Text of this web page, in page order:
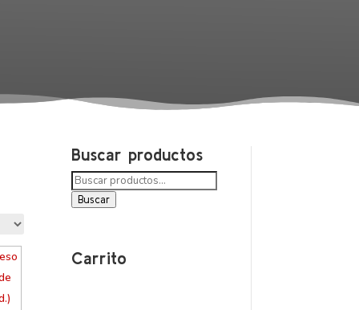
Buscar productos
Buscar
por:
Buscar
Carrito